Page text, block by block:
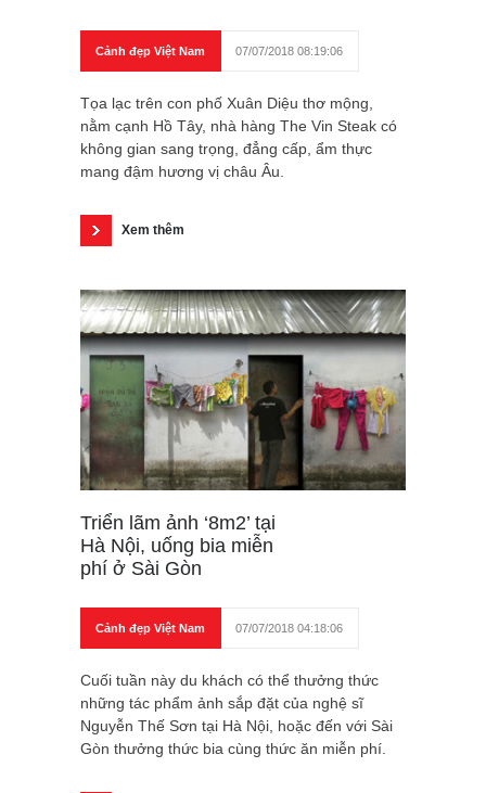
Cảnh đẹp Việt Nam 07/07/2018 08:19:06
Tọa lạc trên con phố Xuân Diệu thơ mộng,
nằm cạnh Hồ Tây, nhà hàng The Vin Steak có
không gian sang trọng, đẳng cấp, ẩm thực
mang đậm hương vị châu Âu.
Xem thêm
Triển lãm ảnh ‘8m2’ tại
Hà Nội, uống bia miễn
phí ở Sài Gòn
Cảnh đẹp Việt Nam 07/07/2018 04:18:06
Cuối tuần này du khách có thể thưởng thức
những tác phẩm ảnh sắp đặt của nghệ sĩ
Nguyễn Thế Sơn tại Hà Nội, hoặc đến với Sài
Gòn thưởng thức bia cùng thức ăn miễn phí.